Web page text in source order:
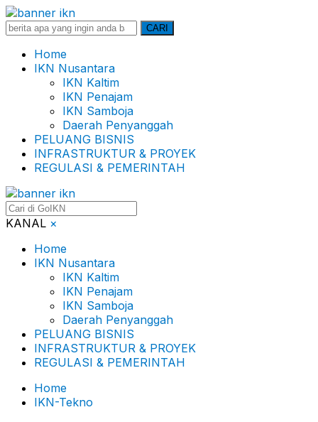
Search
CARI
Home
IKN Nusantara
IKN Kaltim
IKN Penajam
IKN Samboja
Daerah Penyanggah
PELUANG BISNIS
INFRASTRUKTUR & PROYEK
REGULASI & PEMERINTAH
KANAL ×
Home
IKN Nusantara
IKN Kaltim
IKN Penajam
IKN Samboja
Daerah Penyanggah
PELUANG BISNIS
INFRASTRUKTUR & PROYEK
REGULASI & PEMERINTAH
Home
IKN-Tekno